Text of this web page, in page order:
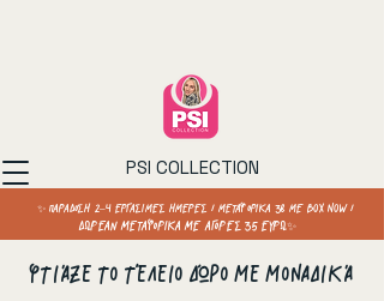
PSI COLLECTION
✨ ΠΑΡΑΔΟΣΗ 2–4 ΕΡΓΑΣΙΜΕΣ ΗΜΕΡΕΣ / ΜΕΤΑΦΟΡΙΚΑ 3€ ΜΕ BOX NOW /
ΔΩΡΕΑΝ ΜΕΤΑΦΟΡΙΚΑ ΜΕ ΑΓΟΡΕΣ 35 ΕΥΡΩ✨
Φτιάξε το τέλειο δώρο με μοναδικά